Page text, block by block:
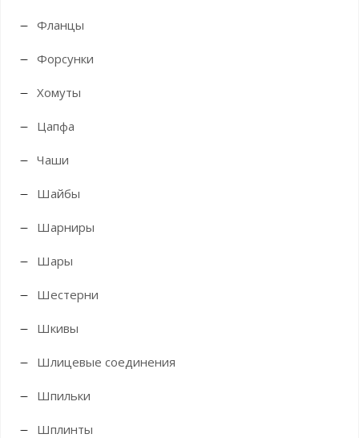
Фланцы
Форсунки
Хомуты
Цапфа
Чаши
Шайбы
Шарниры
Шары
Шестерни
Шкивы
Шлицевые соединения
Шпильки
Шплинты